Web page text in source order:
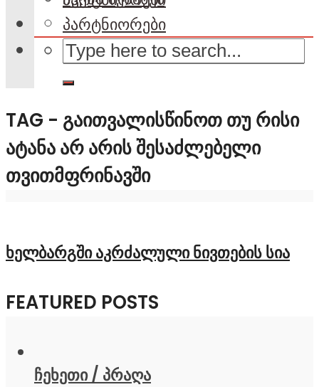
პარტნიორები
TAG - ᲒᲐᲘᲗᲕᲐᲚᲘᲡᲬᲘᲜᲝᲗ ᲗᲣ ᲠᲘᲡᲘ
ᲐᲢᲐᲜᲐ ᲐᲠ ᲐᲠᲘᲡ ᲨᲔᲡᲐᲫᲚᲔᲑᲔᲚᲘ
ᲗᲕᲘᲗᲛᲤᲠᲘᲜᲐᲕᲨᲘ
ხელბარგში აკრძალული ნივთების სია
FEATURED POSTS
ჩეხეთი / პრაღა